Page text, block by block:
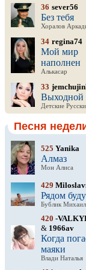
36 sever56
Без тебя
Хоралов
34 regina74
Мой мир
наполнен
Алькасар
33
Выходной
Детские
Песня
525 Yanika
Алмаз
Мон Алиса
429
Рядом буду
Бублик Михаил
420 -
& 1966av
Когда
маяки
Влади Наталья